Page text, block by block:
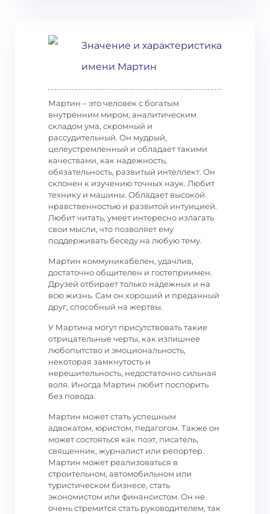
Значение и характеристика
имени Мартин
Мартин – это человек с богатым
внутренним миром, аналитическим
складом ума, скромный и
рассудительный. Он мудрый,
целеустремленный и обладает такими
качествами, как надежность,
обязательность, развитый интеллект. Он
склонен к изучению точных наук. Любит
технику и машины. Обладает высокой
нравственностью и развитой интуицией.
Любит читать, умеет интересно излагать
свои мысли, что позволяет ему
поддерживать беседу на любую тему.
Мартин коммуникабелен, удачлив,
достаточно общителен и гостеприимен.
Друзей отбирает только надежных и на
всю жизнь. Сам он хороший и преданный
друг, способный на жертвы.
У Мартина могут присутствовать такие
отрицательные черты, как излишнее
любопытство и эмоциональность,
некоторая замкнутость и
нерешительность, недостаточно сильная
воля. Иногда Мартин любит поспорить
без повода.
Мартин может стать успешным
адвокатом, юристом, педагогом. Также он
может состояться как поэт, писатель,
священник, журналист или репортер.
Мартин может реализоваться в
строительном, автомобильном или
туристическом бизнесе, стать
экономистом или финансистом. Он не
очень стремится стать руководителем, так